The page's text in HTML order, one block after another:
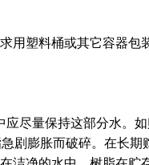
用塑料桶或其它容器包
尽量保持这部分水。
剧膨胀而破碎。在长